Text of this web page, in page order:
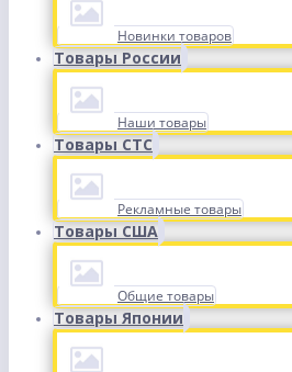
Новинки товаров
Товары России
Наши товары
Товары СТС
Рекламные товары
Товары США
Общие товары
Товары Японии